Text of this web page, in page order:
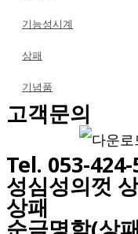
기능성시계
상패
기념품
고객문의
Tel. 053-
성심성의껏
상패